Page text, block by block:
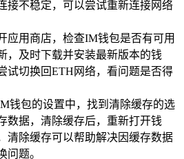
接不稳定，可以尝试重新连接网络
应用商店，检查IM钱包是否有可用
，及时下载并安装最新版本的钱
试切换回ETH网络，看问题是否得
钱包的设置中，找到清除缓存的选
数据，清除缓存后，重新打开钱
清除缓存可以帮助解决因缓存数据
问题。